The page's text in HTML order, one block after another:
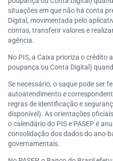
situações em que não há conta
Digital, movimentada pelo
contas, transferir valores e
agência.
No PIS, a Caixa prioriza o crédito
poupança ou Conta Digital)
Se necessário, o saque pode ser
autoatendimento e
regras de identificação e
disponível). As orientações
o calendário do PIS e PASEP é
consolidação dos dados do ano-
governamentais.